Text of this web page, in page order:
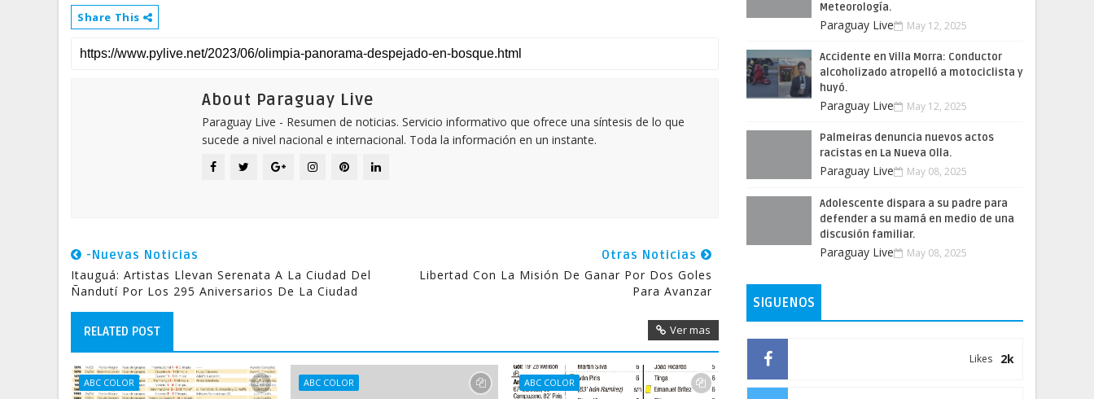
Share This
About Paraguay Live
Paraguay Live - Resumen de noticias. Servicio informativo que ofrece una síntesis de lo que
sucede a nivel nacional e internacional. Toda la información en un instante.
-Nuevas Noticias
Itauguá: Artistas Llevan Serenata A La Ciudad Del
Ñandutí Por Los 295 Aniversarios De La Ciudad
Otras Noticias
Libertad Con La Misión De Ganar Por Dos Goles
Para Avanzar
RELATED POST Ver mas
ABC COLOR ABC COLOR ABC COLOR
Meteorología.
Paraguay Live May 12, 2025
Accidente en Villa Morra: Conductor
alcoholizado atropelló a motociclista y
huyó.
Paraguay Live May 12, 2025
Palmeiras denuncia nuevos actos
racistas en La Nueva Olla.
Paraguay Live May 08, 2025
Adolescente dispara a su padre para
defender a su mamá en medio de una
discusión familiar.
Paraguay Live May 08, 2025
SIGUENOS
2k
Likes